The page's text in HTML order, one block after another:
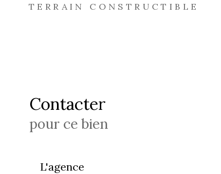
TERRAIN CONSTRUCTIBLE
Contacter
pour ce bien
L'agence